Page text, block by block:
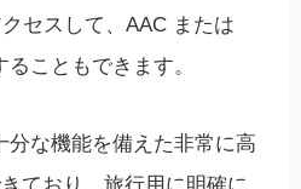
セスして、AAC または
こともできます。
分な機能を備えた非常に高